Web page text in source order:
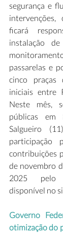
segurança e
ficará
instalação
passarelas e
cinco praças
iniciais entre
Neste mês,
públicas em
Salgueiro
participação
contribuições
de novembro
2025 pelo
disponível no
Governo
otimização do